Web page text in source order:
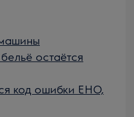
остаётся
код ошибки EHO,